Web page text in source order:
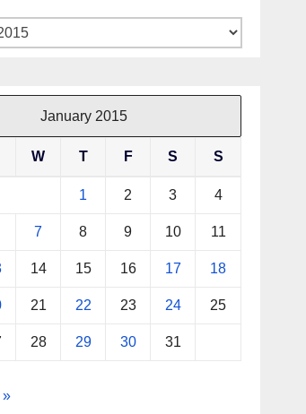
January 2015
W T F S S
1 2 3 4
7 8 9 10 11
14 15 16 17 18
21 22 23 24 25
28 29 30 31
»